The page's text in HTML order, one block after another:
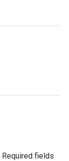
Required fields